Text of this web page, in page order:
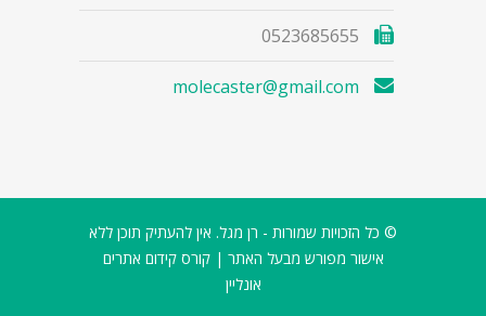
0523685655
molecaster@gmail.com
© כל הזכויות שמורות - רן מגל. אין להעתיק תוכן ללא
אישור מפורש מבעל האתר |קורס קידום אתרים
אונליין